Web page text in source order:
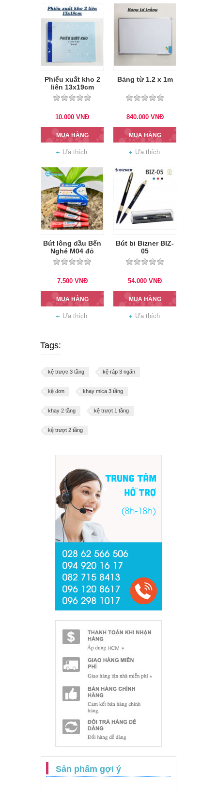
Phiếu xuất kho 2
liên 13x19cm
10.000 VNĐ
MUA HÀNG
Ưa thích
Bảng từ 1.2 x 1m
840.000 VNĐ
MUA HÀNG
Ưa thích
Bút lông dầu Bến
Nghé M04 đỏ
7.500 VNĐ
MUA HÀNG
Ưa thích
Bút bi Bizner BIZ-
05
54.000 VNĐ
MUA HÀNG
Ưa thích
Tags:
kệ trược 3 tầng kệ ráp 3 ngăn
kệ đơn khay mica 3 tầng
khay 2 tầng kệ trượt 1 tầng
kệ trượt 2 tầng
Sản phẩm gợi ý